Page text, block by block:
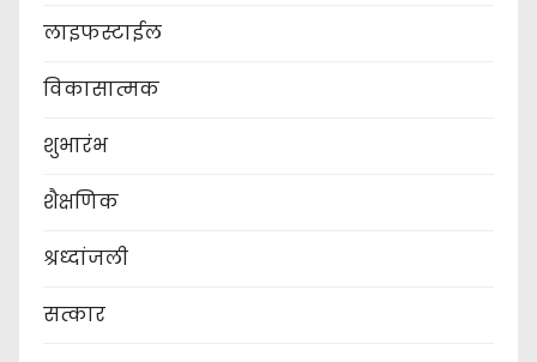
लाइफस्टाईल
विकासात्मक
शुभारंभ
शैक्षणिक
श्रध्दांजली
सत्कार